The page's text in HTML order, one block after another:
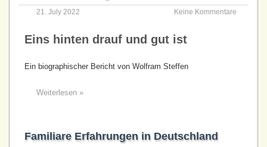
21. July 2022 Keine Kommentare
Eins hinten drauf und gut ist
Ein biographischer Bericht von Wolfram Steffen
Weiterlesen »
Familiare Erfahrungen in Deutschland